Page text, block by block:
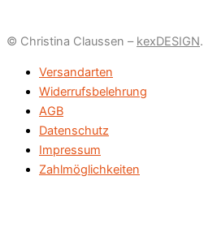
© Christina Claussen – kexDESIGN.
Versandarten
Widerrufsbelehrung
AGB
Datenschutz
Impressum
Zahlmöglichkeiten